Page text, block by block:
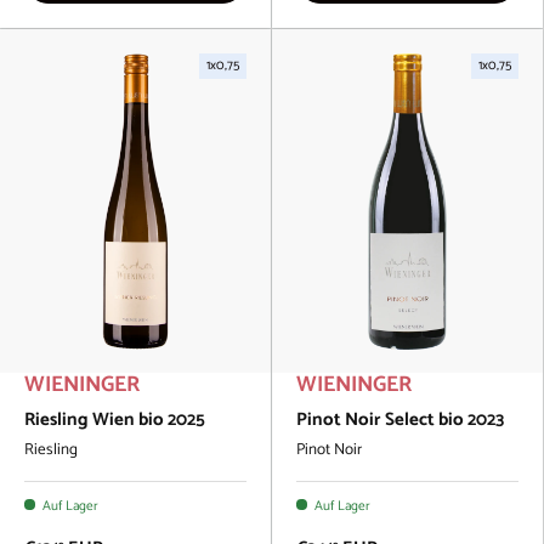
1x0,75
WIENINGER
Riesling Wien bio 2025
Riesling
Auf Lager
1x0,75
WIENINGER
Pinot Noir Select bio 2023
Pinot Noir
Auf Lager